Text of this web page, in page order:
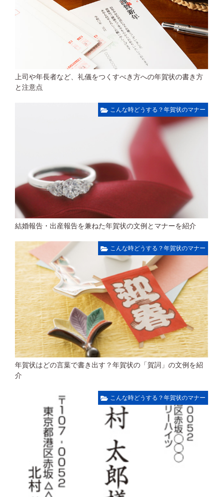
上司や年長者など、礼儀をつくすべき方への年賀状の書き方
と注意点
こんな時どうする？年賀状のマナー
結婚報告・出産報告を兼ねた年賀状の文例とマナーを紹介
こんな時どうする？年賀状のマナー
年賀状はどの言葉で書き出す？年賀状の「賀詞」の文例を紹
介
こんな時どうする？年賀状のマナー